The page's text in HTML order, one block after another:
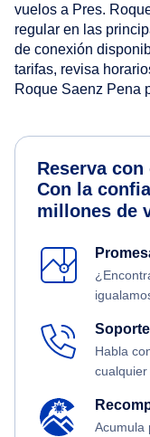
vuelos a Pres.
regular en las
de conexión
tarifas, revisa
Roque Saenz Pena
Reserva
Con la
millones de
Habla
Acumula